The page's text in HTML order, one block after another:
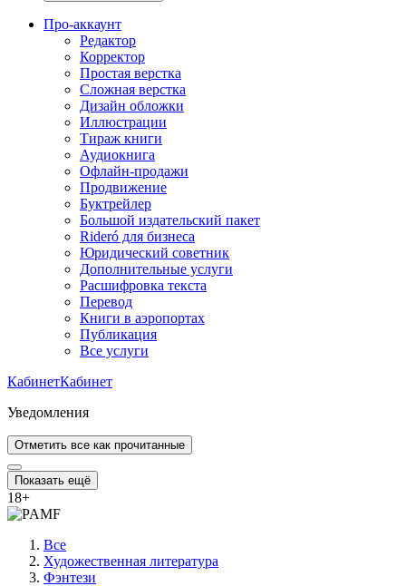
Про-аккаунт
Редактор
Корректор
Простая верстка
Сложная верстка
Дизайн обложки
Иллюстрации
Тираж книги
Аудиокнига
Офлайн-продажи
Продвижение
Буктрейлер
Большой издательский пакет
Rideró для бизнеса
Юридический советник
Дополнительные услуги
Расшифровка текста
Перевод
Книги в аэропортах
Публикация
Все услуги
КабинетКабинет
Уведомления
Отметить все как прочитанные
Показать ещё
18+
Все
Художественная литература
Фэнтези